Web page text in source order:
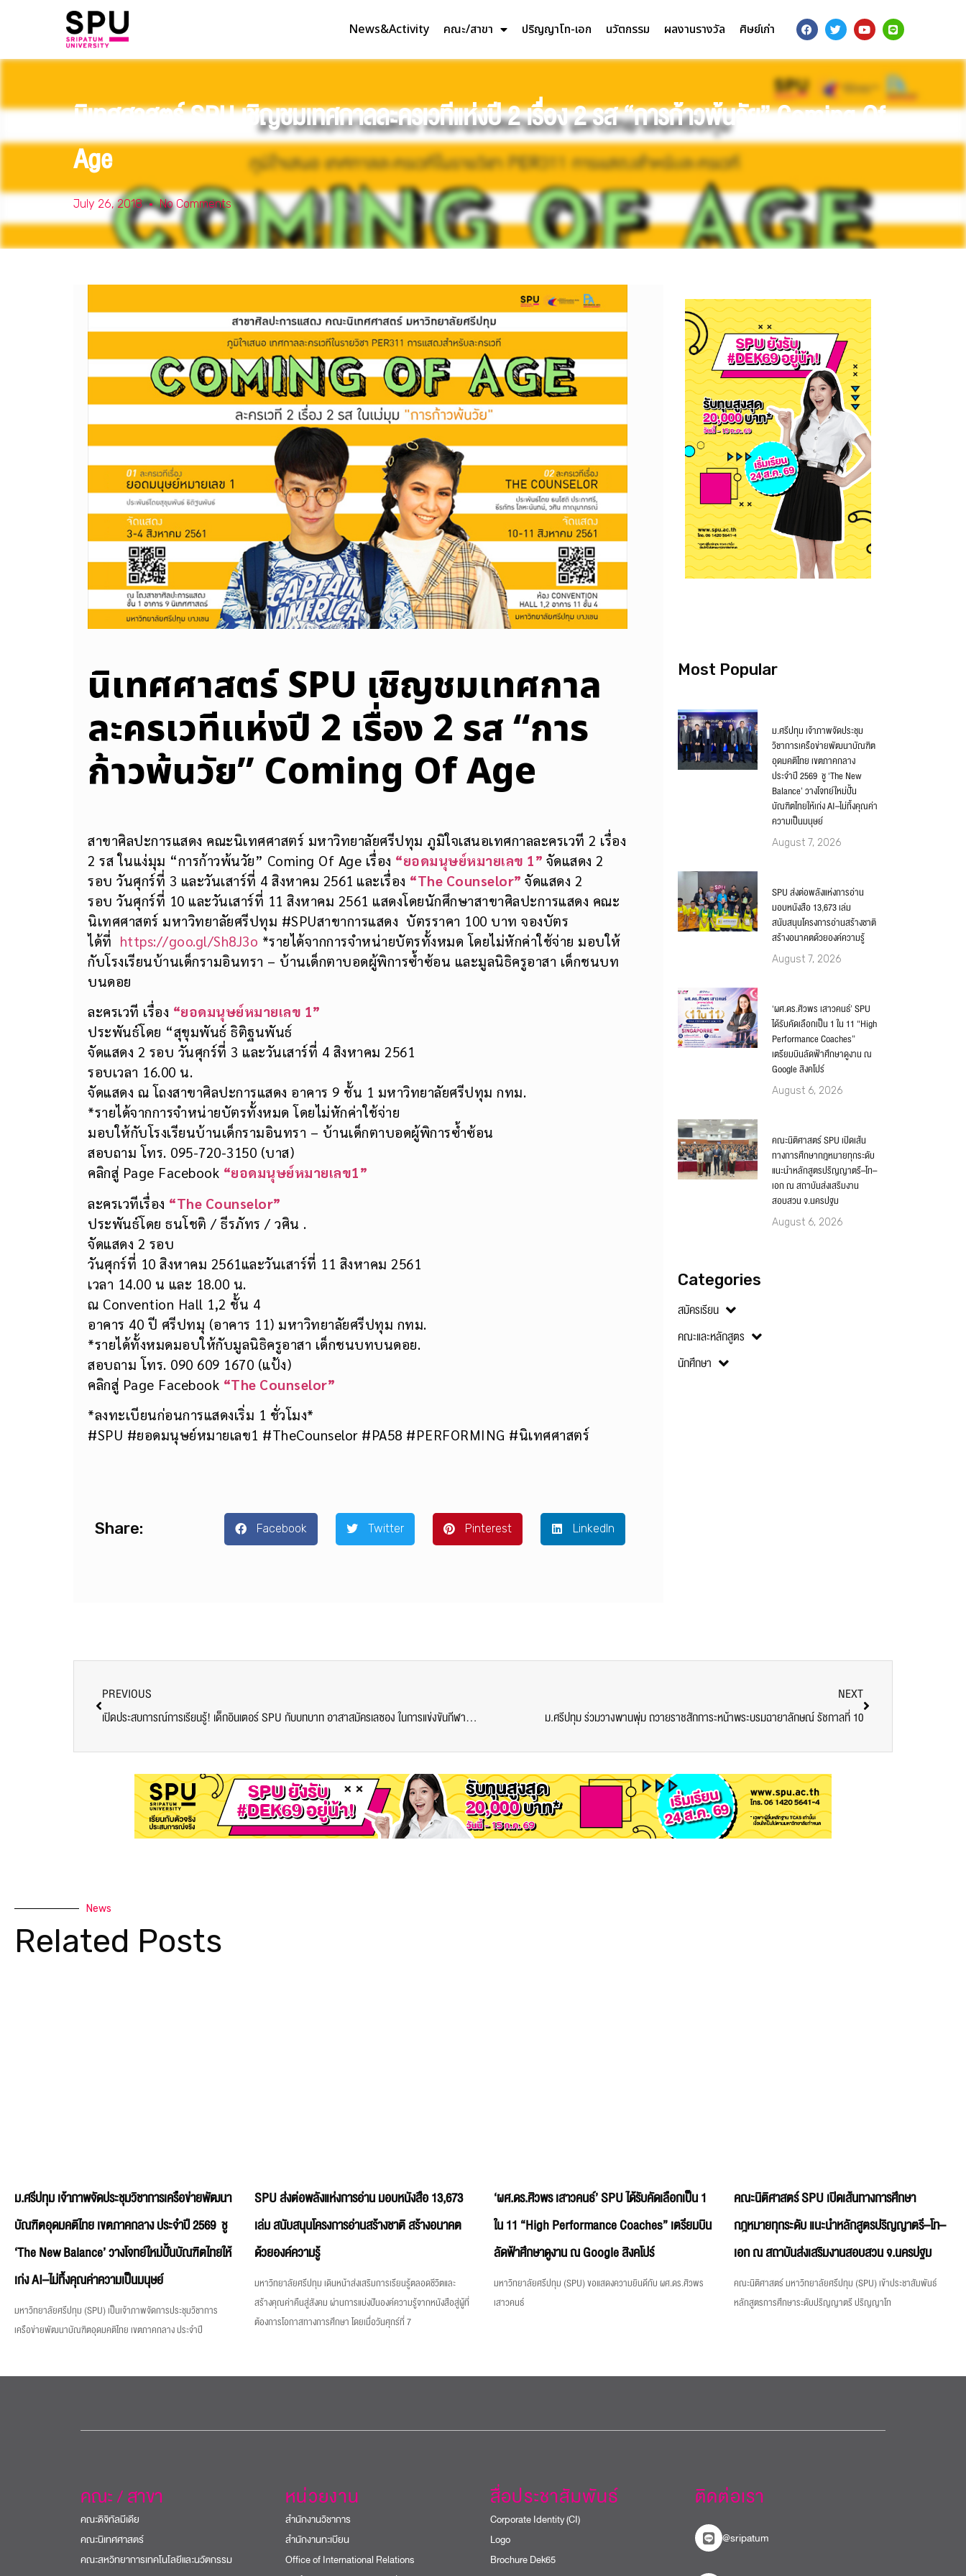
News&Activity คณะ/สาขา ปริญญาโท-เอก นวัตกรรม ผลงานรางวัล ศิษย์เก่า
นิเทศศาสตร์ SPU เชิญชมเทศกาลละครเวทีแห่งปี 2 เรื่อง 2 รส “การก้าวพ้นวัย” Coming Of
Age
July 26, 2018 No Comments
นิเทศศาสตร์ SPU เชิญชมเทศกาล
ละครเวทีแห่งปี 2 เรื่อง 2 รส “การ
ก้าวพ้นวัย” Coming Of Age
สาขาศิลปะการแสดง คณะนิเทศศาสตร์ มหาวิทยาลัยศรีปทุม ภูมิใจเสนอเทศกาลละครเวที 2 เรื่อง
2 รส ในแง่มุม “การก้าวพ้นวัย” Coming Of Age เรื่อง “ยอดมนุษย์หมายเลข 1” จัดแสดง 2
รอบ วันศุกร์ที่ 3 และวันเสาร์ที่ 4 สิงหาคม 2561 และเรื่อง “The Counselor” จัดแสดง 2
รอบ วันศุกร์ที่ 10 และวันเสาร์ที่ 11 สิงหาคม 2561 แสดงโดยนักศึกษาสาขาศิลปะการแสดง คณะ
นิเทศศาสตร์ มหาวิทยาลัยศรีปทุม #SPUสาขาการแสดง บัตรราคา 100 บาท จองบัตร
ได้ที่ https://goo.gl/Sh8J3o *รายได้จากการจำหน่ายบัตรทั้งหมด โดยไม่หักค่าใช้จ่าย มอบให้
กับโรงเรียนบ้านเด็กรามอินทรา – บ้านเด็กตาบอดผู้พิการซ้ำซ้อน และมูลนิธิครูอาสา เด็กชนบท
บนดอย
ละครเวที เรื่อง “ยอดมนุษย์หมายเลข 1”
ประพันธ์โดย “สุขุมพันธ์ ธิติฐนพันธ์
จัดแสดง 2 รอบ วันศุกร์ที่ 3 และวันเสาร์ที่ 4 สิงหาคม 2561
รอบเวลา 16.00 น.
จัดแสดง ณ โถงสาขาศิลปะการแสดง อาคาร 9 ชั้น 1 มหาวิทยาลัยศรีปทุม กทม.
*รายได้จากการจำหน่ายบัตรทั้งหมด โดยไม่หักค่าใช้จ่าย
มอบให้กับโรงเรียนบ้านเด็กรามอินทรา – บ้านเด็กตาบอดผู้พิการซ้ำซ้อน
สอบถาม โทร. 095-720-3150 (บาส)
คลิกสู่ Page Facebook “ยอดมนุษย์หมายเลข1”
ละครเวทีเรื่อง “The Counselor”
ประพันธ์โดย ธนโชติ / ธีรภัทร / วศิน .
จัดแสดง 2 รอบ
วันศุกร์ที่ 10 สิงหาคม 2561และวันเสาร์ที่ 11 สิงหาคม 2561
เวลา 14.00 น และ 18.00 น.
ณ Convention Hall 1,2 ชั้น 4
อาคาร 40 ปี ศรีปทมุ (อาคาร 11) มหาวิทยาลัยศรีปทุม กทม.
*รายได้ทั้งหมดมอบให้กับมูลนิธิครูอาสา เด็กชนบทบนดอย.
สอบถาม โทร. 090 609 1670 (แป้ง)
คลิกสู่ Page Facebook “The Counselor”
*ลงทะเบียนก่อนการแสดงเริ่ม 1 ชั่วโมง*
#SPU #ยอดมนุษย์หมายเลข1 #TheCounselor #PA58 #PERFORMING #นิเทศศาสตร์
Share: Facebook Twitter Pinterest LinkedIn
Most Popular
ม.ศรีปทุม เจ้าภาพจัดประชุม
วิชาการเครือข่ายพัฒนาบัณฑิต
อุดมคติไทย เขตภาคกลาง
ประจำปี 2569 ชู ‘The New
Balance’ วางโจทย์ใหม่ปั้น
บัณฑิตไทยให้เก่ง AI–ไม่ทิ้งคุณค่า
ความเป็นมนุษย์
August 7, 2026
SPU ส่งต่อพลังแห่งการอ่าน
มอบหนังสือ 13,673 เล่ม
สนับสนุนโครงการอ่านสร้างชาติ
สร้างอนาคตด้วยองค์ความรู้
August 7, 2026
‘ผศ.ดร.ศิวพร เสาวคนธ์’ SPU
ได้รับคัดเลือกเป็น 1 ใน 11 “High
Performance Coaches”
เตรียมบินลัดฟ้าศึกษาดูงาน ณ
Google สิงคโปร์
August 6, 2026
คณะนิติศาสตร์ SPU เปิดเส้น
ทางการศึกษากฎหมายทุกระดับ
แนะนำหลักสูตรปริญญาตรี–โท–
เอก ณ สถาบันส่งเสริมงาน
สอบสวน จ.นครปฐม
August 6, 2026
Categories
สมัครเรียน
คณะและหลักสูตร
นักศึกษา
PREVIOUS
เปิดประสบการณ์การเรียนรู้! เด็กอินเตอร์ SPU กับบทบาท อาสาสมัครเลซอง ในการแข่งขันกีฬาผู้เปลี่ยนอวัยวะ “1st Thailand Open Transplant Games 2018”
NEXT
ม.ศรีปทุม ร่วมวางพานพุ่ม ถวายราชสักการะหน้าพระบรมฉายาลักษณ์ รัชกาลที่ 10
News
Related Posts
ม.ศรีปทุม เจ้าภาพจัดประชุมวิชาการเครือข่ายพัฒนา
บัณฑิตอุดมคติไทย เขตภาคกลาง ประจำปี 2569 ชู
‘The New Balance’ วางโจทย์ใหม่ปั้นบัณฑิตไทยให้
เก่ง AI–ไม่ทิ้งคุณค่าความเป็นมนุษย์
มหาวิทยาลัยศรีปทุม (SPU) เป็นเจ้าภาพจัดการประชุมวิชาการ
เครือข่ายพัฒนาบัณฑิตอุดมคติไทย เขตภาคกลาง ประจำปี
SPU ส่งต่อพลังแห่งการอ่าน มอบหนังสือ 13,673
เล่ม สนับสนุนโครงการอ่านสร้างชาติ สร้างอนาคต
ด้วยองค์ความรู้
มหาวิทยาลัยศรีปทุม เดินหน้าส่งเสริมการเรียนรู้ตลอดชีวิตและ
สร้างคุณค่าคืนสู่สังคม ผ่านการแบ่งปันองค์ความรู้จากหนังสือสู่ผู้ที่
ต้องการโอกาสทางการศึกษา โดยเมื่อวันศุกร์ที่ 7
‘ผศ.ดร.ศิวพร เสาวคนธ์’ SPU ได้รับคัดเลือกเป็น 1
ใน 11 “High Performance Coaches” เตรียมบิน
ลัดฟ้าศึกษาดูงาน ณ Google สิงคโปร์
มหาวิทยาลัยศรีปทุม (SPU) ขอแสดงความยินดีกับ ผศ.ดร.ศิวพร
เสาวคนธ์
คณะนิติศาสตร์ SPU เปิดเส้นทางการศึกษา
กฎหมายทุกระดับ แนะนำหลักสูตรปริญญาตรี–โท–
เอก ณ สถาบันส่งเสริมงานสอบสวน จ.นครปฐม
คณะนิติศาสตร์ มหาวิทยาลัยศรีปทุม (SPU) เข้าประชาสัมพันธ์
หลักสูตรการศึกษาระดับปริญญาตรี ปริญญาโท
คณะ / สาขา
คณะดิจิทัลมีเดีย
คณะนิเทศศาสตร์
คณะสหวิทยาการเทคโนโลยีและนวัตกรรม
หน่วยงาน
สำนักงานวิชาการ
สำนักงานทะเบียน
Office of International Relations
สื่อประชาสัมพันธ์
Corporate Identity (CI)
Logo
Brochure Dek65
ติดต่อเรา
@sripatum